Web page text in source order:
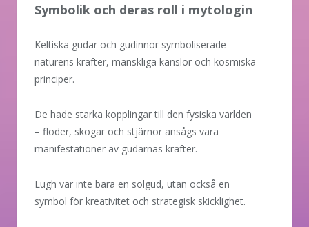
Symbolik och deras roll i mytologin
Keltiska gudar och gudinnor symboliserade
naturens krafter, mänskliga känslor och kosmiska
principer.
De hade starka kopplingar till den fysiska världen
– floder, skogar och stjärnor ansågs vara
manifestationer av gudarnas krafter.
Lugh var inte bara en solgud, utan också en
symbol för kreativitet och strategisk skicklighet.